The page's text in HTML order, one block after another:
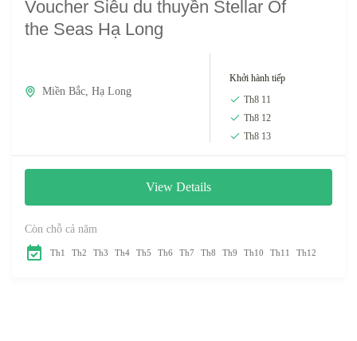
Voucher Siêu du thuyền Stellar Of
the Seas Hạ Long
Miền Bắc, Hạ Long
Khởi hành tiếp
Th8 11
Th8 12
Th8 13
View Details
Còn chỗ cả năm
Th1 Th2 Th3 Th4 Th5 Th6 Th7 Th8 Th9 Th10 Th11 Th12